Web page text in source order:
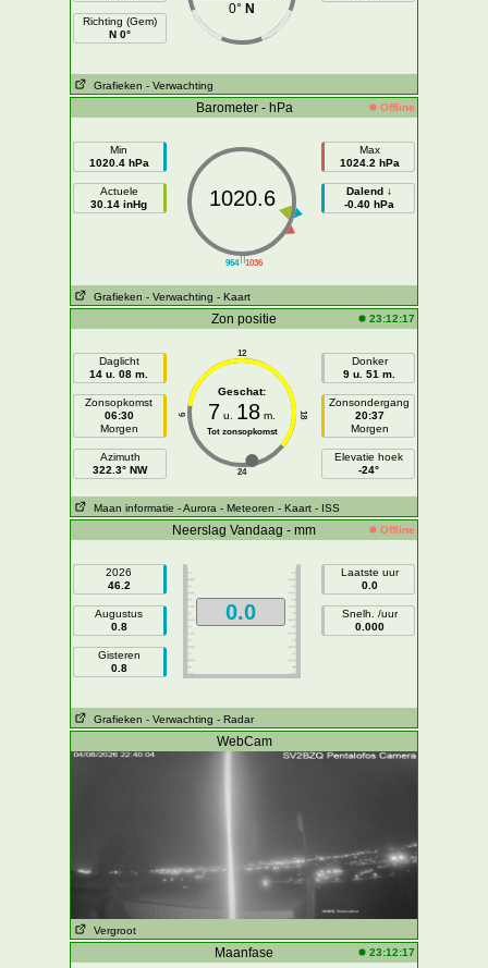
Richting (Gem)
N 0°
0° N
Grafieken - Verwachting
Barometer - hPa Offline
Min
1020.4 hPa
Actuele
30.14 inHg
||
964 1036
1020.6
Max
1024.2 hPa
Dalend ↓
-0.40 hPa
Grafieken - Verwachting - Kaart
Zon positie 23:12:17
Daglicht
14 u. 08 m.
Zonsopkomst
06:30
Morgen
Azimuth
322.3° NW
12
24
6 18
Geschat:
7 u. 18 m.
Tot zonsopkomst
Donker
9 u. 51 m.
Zonsondergang
20:37
Morgen
Elevatie hoek
-24°
Maan informatie - Aurora - Meteoren - Kaart - ISS
Neerslag Vandaag - mm Offline
2026
46.2
Augustus
0.8
Gisteren
0.8
0.0
Laatste uur
0.0
Snelh. /uur
0.000
Grafieken - Verwachting - Radar
WebCam
Vergroot
Maanfase 23:12:17